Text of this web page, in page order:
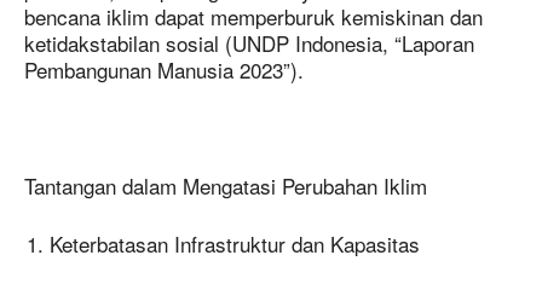
bencana iklim dapat memperburuk kemiskinan dan
ketidakstabilan sosial (UNDP Indonesia, “Laporan
Pembangunan Manusia 2023”).
Tantangan dalam Mengatasi Perubahan Iklim
Keterbatasan Infrastruktur dan Kapasitas